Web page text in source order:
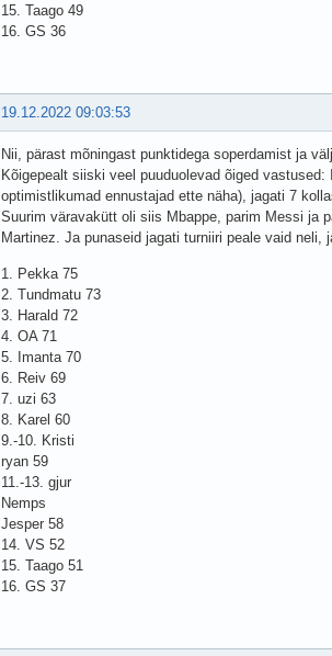
15. Taago 49
16. GS 36
19.12.2022 09:03:53
Nii, pärast mõningast punktidega soperdamist ja
Kõigepealt siiski veel puuduolevad õiged
optimistlikumad ennustajad ette näha), jagati 7
Suurim väravakütt oli siis Mbappe, parim Messi ja
Martinez. Ja punaseid jagati turniiri peale vaid
1. Pekka 75
2. Tundmatu 73
3. Harald 72
4. OA 71
5. Imanta 70
6. Reiv 69
7. uzi 63
8. Karel 60
9.-10. Kristi
ryan 59
11.-13. gjur
Nemps
Jesper 58
14. VS 52
15. Taago 51
16. GS 37